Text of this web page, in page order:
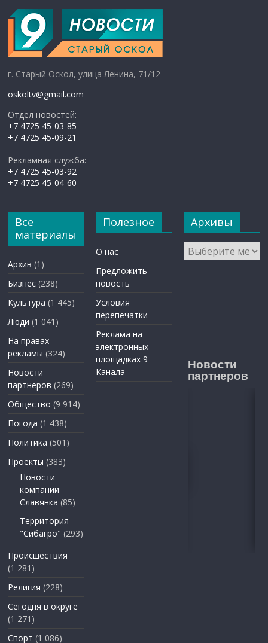
г. Старый Оскол, улица Ленина, 71/12
oskoltv@gmail.com
Отдел новостей:
+7 4725 45-03-85
+7 4725 45-09-21
Рекламная служба:
+7 4725 45-03-92
+7 4725 45-04-60
Все
материалы
Архив (1)
Бизнес (238)
Культура (1 445)
Люди (1 041)
На правах
рекламы (324)
Новости
партнеров (269)
Общество (9 914)
Погода (1 438)
Политика (501)
Проекты (383)
Новости
компании
Славянка (85)
Территория
"Сибагро" (293)
Происшествия
(1 281)
Религия (228)
Сегодня в округе
(1 271)
Спорт (1 086)
Полезное
О нас
Предложить
новость
Условия
перепечатки
Реклама на
электронных
площадках 9
Канала
Архивы
Архивы
Новости
партнеров